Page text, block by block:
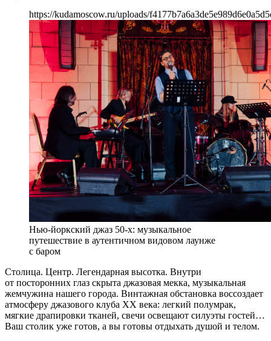
https://kudamoscow.ru/uploads/
Нью-йоркский джаз 50-х: музыкальное
путешествие в аутентичном видовом лаунже
с баром
Столица. Центр. Легендарная высотка. Внутри
от посторонних глаз скрыта джазовая мекка, музыкальная
жемчужина нашего города. Винтажная обстановка воссоздает
атмосферу джазового клуба XX века: легкий полумрак,
мягкие драпировки тканей, свечи освещают силуэты гостей…
Ваш столик уже готов, а вы готовы отдыхать душой и телом.